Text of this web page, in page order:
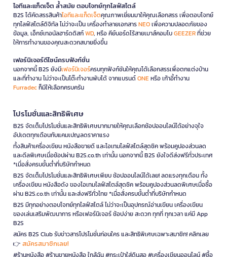
ไอทีและแก็ดเจ็ต ล้ำสมัย ตอบโจทย์ทุกไลฟ์สไตล์
B2S ได้คัดสรรสินค้าไอทีและแก็ดเจ็ตคุณภาพเยี่ยมมาให้คุณเลือกสรร เพื่อตอบโจทย์
ทุกไลฟ์สไตล์ดิจิทัล ไม่ว่าจะเป็น เครื่องทำลายเอกสารNEOเพื่อความปลอดภัยของ
ข้อมูล, เอ็กซ์เทอนัลฮาร์ดดิสก์WD, หรือ คีย์บอร์ดไร้สายเมาส์คอมโบGEEZERที่ช่วย
ให้การทำงานของคุณสะดวกสบายยิ่งขึ้น
เฟอร์นิเจอร์ดีไซน์ครบฟังก์ชั่น
นอกจากนี้ B2S ยังมีเฟอร์นิเจอร์ครบทุกฟังก์ชันให้คุณได้เลือกสรรเพื่อตกแต่งบ้าน
และที่ทำงาน ไม่ว่าจะเป็นโต๊ะทำงานพับได้ จากแบรนด์ONEหรือ เก้าอี้ทำงาน
Furradecก็มีให้เลือกครบครัน
โปรโมชั่นและสิทธิพิเศษ
B2S จัดเต็มโปรโมชั่นและสิทธิพิเศษมากมายให้คุณเลือกช้อปออนไลน์ได้อย่างจุใจ
อัปเดตทุกเดือนกับแคมเปญลดราคาแรง
ทั้งสินค้าเครื่องเขียน หนังสือขายดี และไอเทมไลฟ์สไตล์สุดชิค พร้อมคูปองส่วนลด
และดีลพิเศษเมื่อช้อปผ่าน B2S.co.th เท่านั้น นอกจากนี้ B2S ยังใจดีส่งฟรีทั่วประเทศ
*เมื่อสั่งครบขั้นต่ำที่บริษัทกำหนด
B2S จัดเต็มโปรโมชั่นและสิทธิพิเศษเพียบ ช้อปออนไลน์ได้เลย! ลดแรงทุกเดือน ทั้ง
เครื่องเขียน หนังสือดัง ของไอเทมไลฟ์สไตล์สุดชิค พร้อมคูปองส่วนลดพิเศษเมื่อซื้อ
ผ่าน B2S.co.th เท่านั้น และส่งฟรีทั่วไทย *เมื่อสั่งครบขั้นต่ำที่บริษัทกำหนด
B2S มีทุกอย่างตอบโจทย์ทุกไลฟ์สไตล์ ไม่ว่าจะเป็นอุปกรณ์อ่านเขียน เครื่องเขียน
ของเล่นเสริมพัฒนาการ หรือเฟอร์นิเจอร์ ช้อปง่าย สะดวก ทุกที่ ทุกเวลา แค่มี App
B2S
สมัคร B2S Club รับข่าวสารโปรโมชั่นก่อนใคร และสิทธิพิเศษเฉพาะสมาชิก! คลิกเลย
👉 สมัครสมาชิกเลย!
#ร้านหนังสือ #ร้านขายหนังสือ ใกล้ฉัน #กระเป๋าใส่ดินสอ #เครื่องเขียนออนไลน์ #ซื้อ